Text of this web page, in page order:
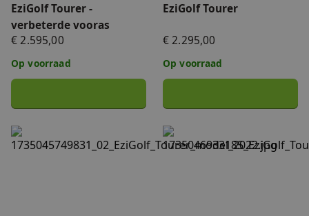
EziGolf Tourer -
verbeterde vooras
€ 2.595,00
Op voorraad
EziGolf Tourer
€ 2.295,00
Op voorraad
EziGolf Tourer refurbished Tourer accu (14 Ah)